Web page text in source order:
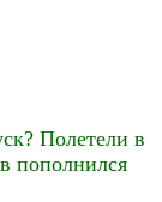
Полетели в
пополнился